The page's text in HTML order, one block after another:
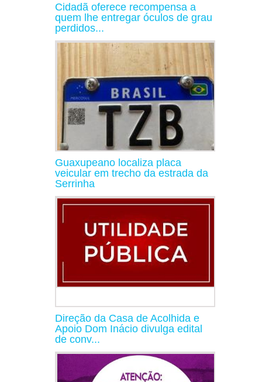
Cidadã oferece recompensa a
quem lhe entregar óculos de grau
perdidos...
Guaxupeano localiza placa
veicular em trecho da estrada da
Serrinha
Direção da Casa de Acolhida e
Apoio Dom Inácio divulga edital
de conv...